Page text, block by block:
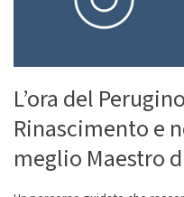
L’ora del
Rinascimento e
meglio Maestro